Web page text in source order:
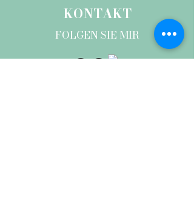
KONTAKT
FOLGEN SIE MIR